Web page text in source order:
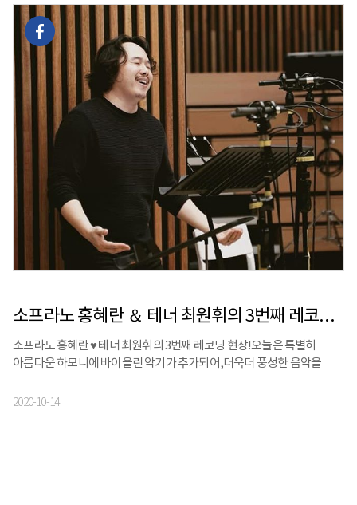
소프라노 홍혜란 ＆ 테너 최원휘의 3번째 레코딩 현장!
소프라노 홍혜란 ♥ 테너 최원휘의 3번째 레코딩 현장!오늘은 특별히
아름다운 하모니에 바이올린 악기가 추가되어,더욱더 풍성한 음악을
2020-10-14